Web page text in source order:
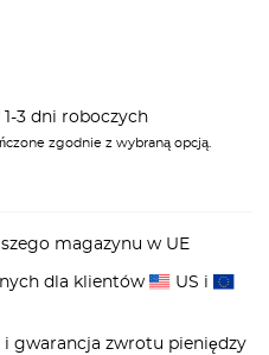
1-3 dni roboczych
zgodnie z wybraną opcją.
magazynu w UE
dla klientów
US i
gwarancja zwrotu pieniędzy